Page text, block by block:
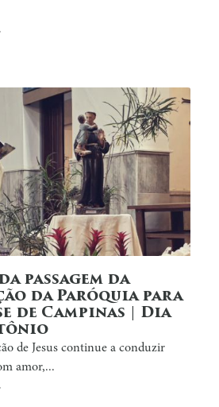
passagem da
da Paróquia para
de Campinas | Dia
de Jesus continue a conduzir
amor,...